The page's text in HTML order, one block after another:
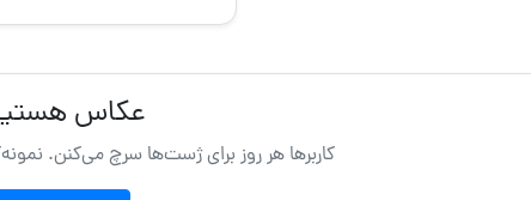
عکاس
کاربرها هر روز برای ژست‌ها سرچ می‌کنن.